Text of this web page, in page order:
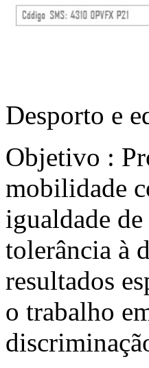
Desporto e
Objetivo :
mobilidade
igualdade
tolerância à
resultados
o trabalho